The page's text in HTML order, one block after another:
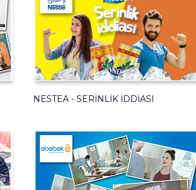
NESTEA - SERINLIK İDDIASI